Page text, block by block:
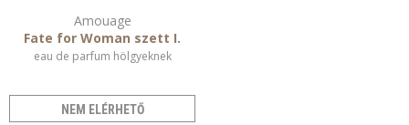
Amouage
Fate for Woman szett I.
eau de parfum hölgyeknek
NEM ELÉRHETŐ